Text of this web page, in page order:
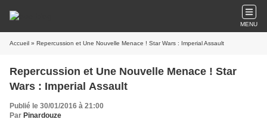
MENU
Accueil » Repercussion et Une Nouvelle Menace ! Star Wars : Imperial Assault
Repercussion et Une Nouvelle Menace ! Star
Wars : Imperial Assault
Publié le 30/01/2016 à 21:00
Par Pinardouze